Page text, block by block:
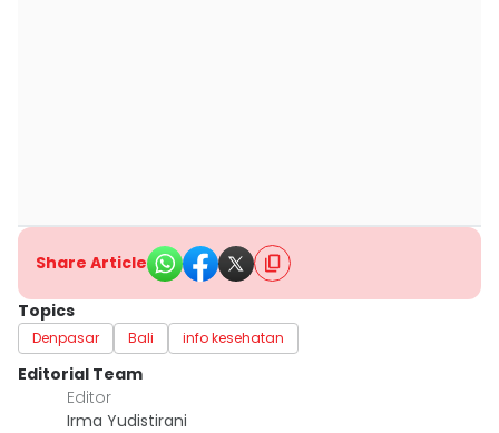
Share Article
Topics
Denpasar Bali info kesehatan
Editorial Team
Editor
Irma Yudistirani